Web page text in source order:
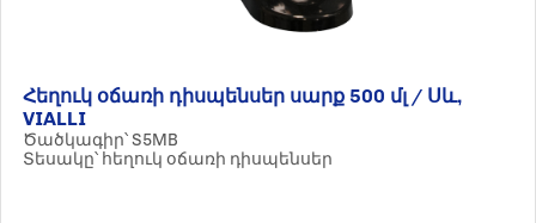
Հեղուկ օճառի դիսպենսեր սարք 500 մլ / Սև,
VIALLI
Ծածկագիր՝ S5MB
Տեսակը՝ հեղուկ օճառի դիսպենսեր